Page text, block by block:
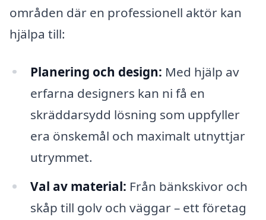
områden där en professionell aktör kan
hjälpa till:
Planering och design: Med hjälp av
erfarna designers kan ni få en
skräddarsydd lösning som uppfyller
era önskemål och maximalt utnyttjar
utrymmet.
Val av material: Från bänkskivor och
skåp till golv och väggar – ett företag